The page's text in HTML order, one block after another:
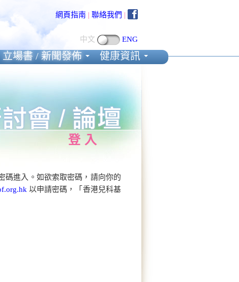
網頁指南 | 聯絡我們 |
中文 ENG
登入
碼進入。如欲索取密碼，請向你的
以申請密碼，「香港兒科基
立場書 / 新聞發佈 健康資訊